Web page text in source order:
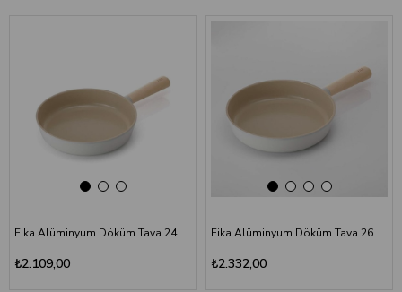
Fika Alüminyum Döküm Tava 24 cm
₺2.109,00
Fika Alüminyum Döküm Tava 26 cm
₺2.332,00